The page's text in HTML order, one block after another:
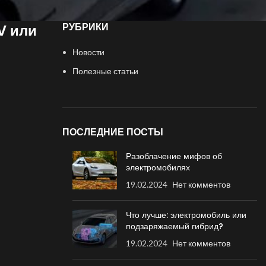
или РУБРИКИ
Новости
Полезные статьи
ПОСЛЕДНИЕ ПОСТЫ
Разоблачение мифов об
электромобилях
19.02.2024 Нет комментов
Что лучше: электромобиль или
подзаряжаемый гибрид?
19.02.2024 Нет комментов